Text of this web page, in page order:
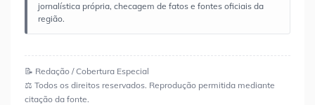
jornalística própria, checagem de fatos e fontes oficiais da
região.
📝 Redação / Cobertura Especial
⚖️ Todos os direitos reservados. Reprodução permitida mediante
citação da fonte.